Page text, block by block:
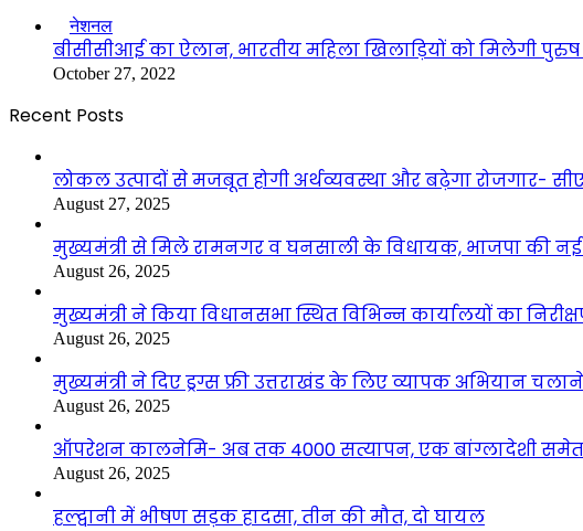
नेशनल
बीसीसीआई का ऐलान, भारतीय महिला खिलाड़ियों को मिलेगी
October 27, 2022
Recent Posts
लोकल उत्पादों से मजबूत होगी अर्थव्यवस्था और बढ़ेगा रोजगार-
August 27, 2025
मुख्यमंत्री से मिले रामनगर व घनसाली के विधायक, भाजपा की नई
August 26, 2025
मुख्यमंत्री ने किया विधानसभा स्थित विभिन्न कार्यालयों का
August 26, 2025
मुख्यमंत्री ने दिए ड्रग्स फ्री उत्तराखंड के लिए व्यापक अभियान
August 26, 2025
ऑपरेशन कालनेमि- अब तक 4000 सत्यापन, एक बांग्लादेशी समेत
August 26, 2025
हल्द्वानी में भीषण सड़क हादसा, तीन की मौत, दो घायल